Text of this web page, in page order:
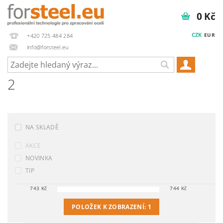
+420 725 484 284
info@forsteel.eu
CZK EUR
0 Kč
2
NA SKLADĚ
AKCE
NOVINKA
TIP
743 Kč 744 Kč
POLOŽEK K ZOBRAZENÍ: 1